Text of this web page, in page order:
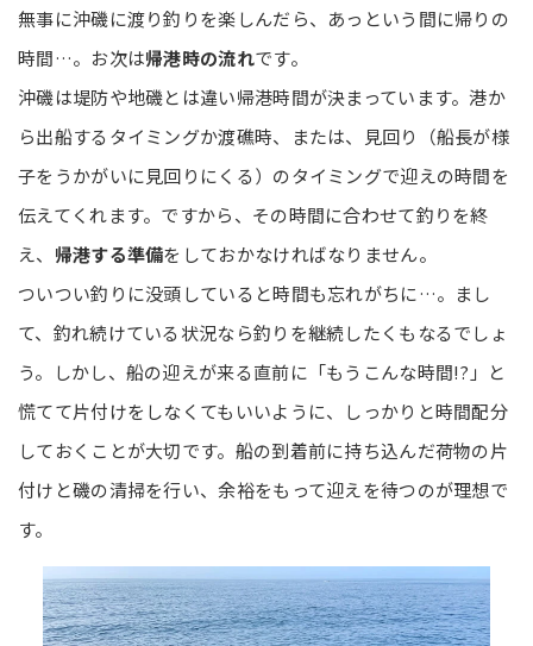
無事に沖磯に渡り釣りを楽しんだら、あっという間に帰りの
時間…。お次は帰港時の流れです。
沖磯は堤防や地磯とは違い帰港時間が決まっています。港か
ら出船するタイミングか渡礁時、または、見回り（船長が様
子をうかがいに見回りにくる）のタイミングで迎えの時間を
伝えてくれます。ですから、その時間に合わせて釣りを終
え、 帰港する準備をしておかなければなりません。
ついつい釣りに没頭していると時間も忘れがちに…。まし
て、釣れ続けている状況なら釣りを継続したくもなるでしょ
う。しかし、船の迎えが来る直前に「もうこんな時間!?」と
慌てて片付けをしなくてもいいように、しっかりと時間配分
しておくことが大切です。船の到着前に持ち込んだ荷物の片
付けと磯の清掃を行い、余裕をもって迎えを待つのが理想で
す。